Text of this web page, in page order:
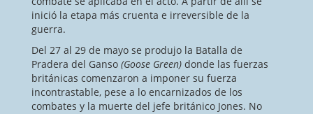
inició la etapa más cruenta e irreversible de la
guerra.
Del 27 al 29 de mayo se produjo la Batalla de
Pradera del Ganso (Goose Green) donde las fuerzas
británicas comenzaron a imponer su fuerza
incontrastable, pese a lo encarnizados de los
combates y la muerte del jefe británico Jones. No